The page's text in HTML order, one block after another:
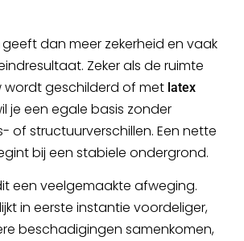
dan meer zekerheid en vaak
Zeker als de ruimte
geschilderd of met latex
je een egale basis zonder
of structuurverschillen. Een nette
bij een stabiele ondergrond.
een veelgemaakte afweging.
in eerste instantie voordeliger,
beschadigingen samenkomen,